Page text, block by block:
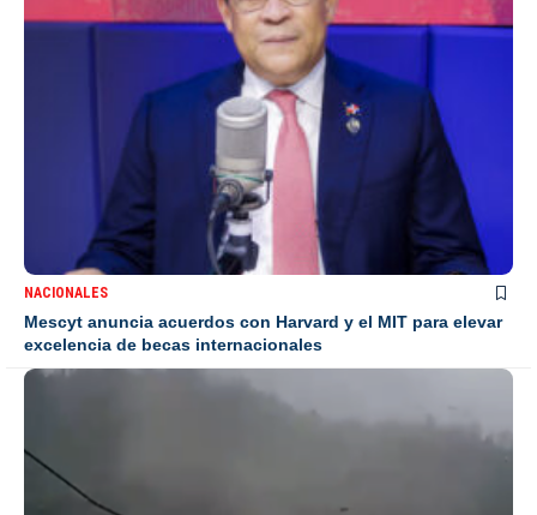
NACIONALES
Mescyt anuncia acuerdos con Harvard y el MIT para elevar
excelencia de becas internacionales